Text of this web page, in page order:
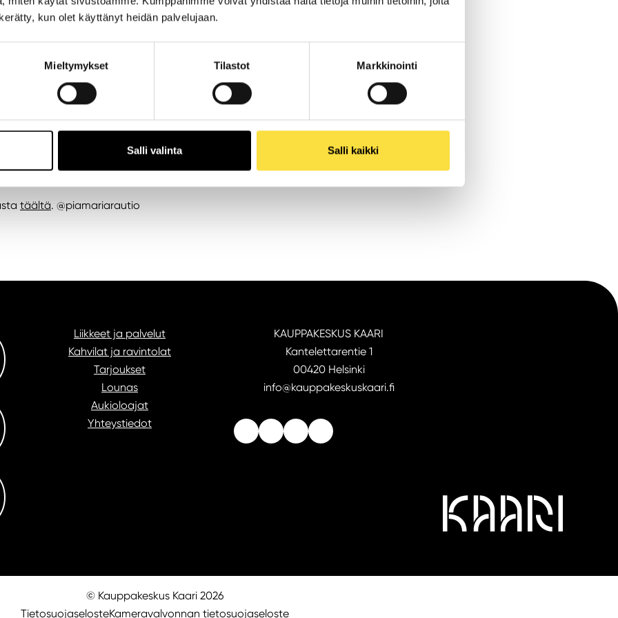
kun olet käyttänyt heidän palvelujaan.
Mieltymykset Tilastot Markkinointi
Salli valinta Salli kaikki
aikaan teoksia, jotka ovat samanaikaisesti minimalistisia maksimaalisella
tribuutinomainen arvostus menneiden aikojen klassisille maalauksille ja
on myös muuttuvalle maailmalle ilman perinteitä – jonkin täysin uuden
2. kerroksessa, Pelaamon vieressä, juuri ennen kattoparkille johtavia
täältä. @piamariarautio
Liikkeet ja palvelut
Kahvilat ja ravintolat
Tarjoukset
Lounas
Aukioloajat
Yhteystiedot
KAUPPAKESKUS KAARI
Kantelettarentie 1
00420 Helsinki
info@kauppakeskuskaari.fi
© Kauppakeskus Kaari 2026
TietosuojaselosteKameravalvonnan tietosuojaseloste